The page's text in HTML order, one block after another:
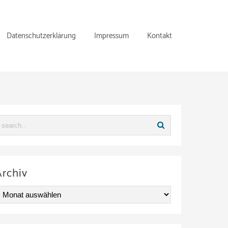
Datenschutzerklärung Impressum Kontakt